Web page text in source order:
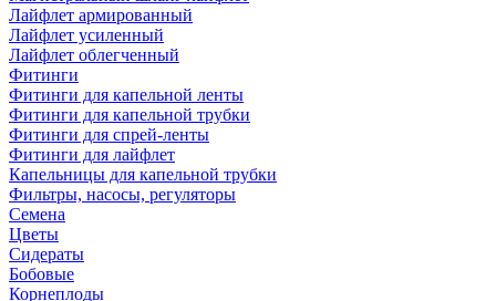
Лайфлет армированный
Лайфлет усиленный
Лайфлет облегченный
Фитинги
Фитинги для капельной ленты
Фитинги для капельной трубки
Фитинги для спрей-ленты
Фитинги для лайфлет
Капельницы для капельной трубки
Фильтры, насосы, регуляторы
Семена
Цветы
Сидераты
Бобовые
Корнеплоды